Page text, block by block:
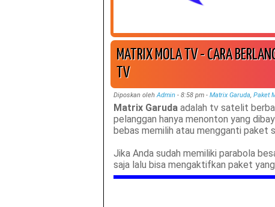
MATRIX MOLA TV - CARA
TV
Diposkan olehAdmin -8:58 pm - Matrix Garuda, Paket
Matrix Garudaadalah tv satelit
pelanggan hanya menonton yang
bebas memilih atau mengganti paket
Jika Anda sudah memiliki parabola
saja lalu bisa mengaktifkan paket yang